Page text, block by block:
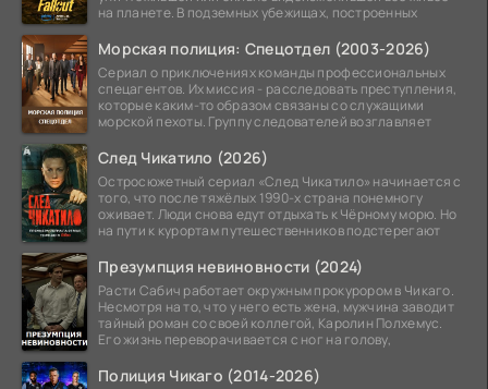
на планете. В подземных убежищах, построенных
Морская полиция: Спецотдел (2003-2026)
Сериал о приключениях команды профессиональных
спецагентов. Их миссия - расследовать преступления,
которые каким-то образом связаны со служащими
морской пехоты. Группу следователей возглавляет
След Чикатило (2026)
Остросюжетный сериал «След Чикатило» начинается с
того, что после тяжёлых 1990-х страна понемногу
оживает. Люди снова едут отдыхать к Чёрному морю. Но
на пути к курортам путешественников подстерегают
Презумпция невиновности (2024)
Расти Сабич работает окружным прокурором в Чикаго.
Несмотря на то, что у него есть жена, мужчина заводит
тайный роман со своей коллегой, Каролин Полхемус.
Его жизнь переворачивается с ног на голову,
Полиция Чикаго (2014-2026)